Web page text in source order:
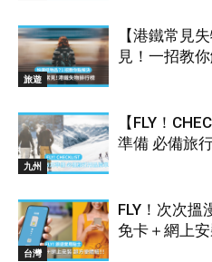
旅遊
【港鐵常見
見！一招教
九州
【FLY！
準備 必備旅
台灣
FLY！次次搵
免卡＋網上安